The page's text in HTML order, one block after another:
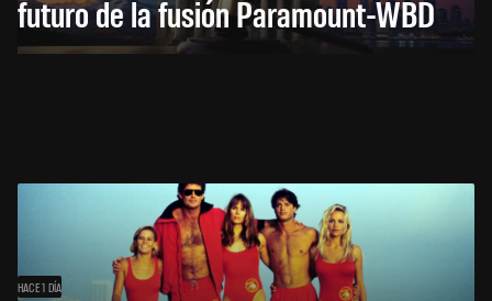
futuro de la fusión Paramount-WBD
HACE 1 DÍA